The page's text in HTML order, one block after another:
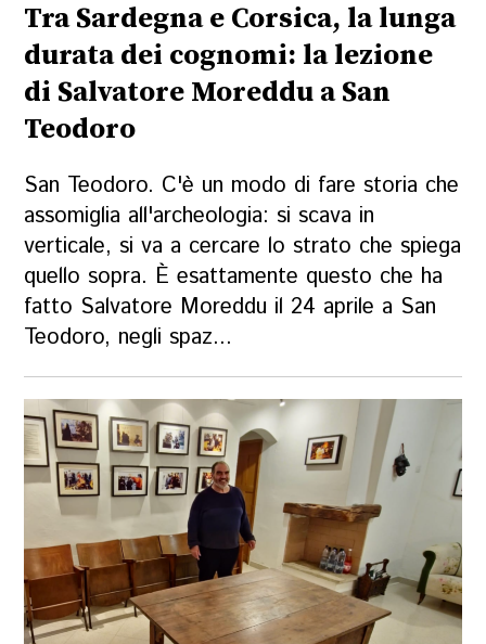
Tra Sardegna e Corsica, la lunga
durata dei cognomi: la lezione
di Salvatore Moreddu a San
Teodoro
San Teodoro. C'è un modo di fare storia che
assomiglia all'archeologia: si scava in
verticale, si va a cercare lo strato che spiega
quello sopra. È esattamente questo che ha
fatto Salvatore Moreddu il 24 aprile a San
Teodoro, negli spaz...